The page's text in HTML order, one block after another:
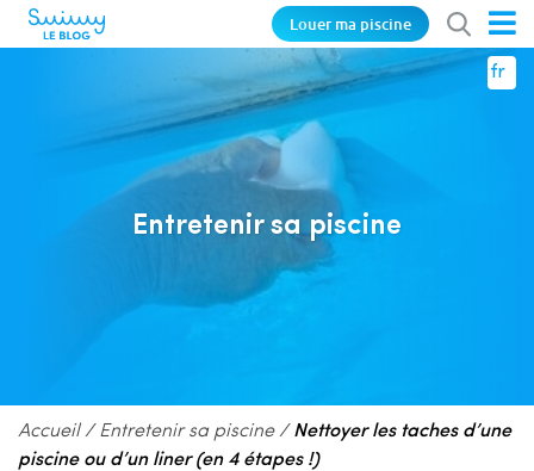
Louer ma piscine
fr
Entretenir sa piscine
Accueil/ Entretenir sa piscine/ Nettoyer les taches d’une
piscine ou d’un liner (en 4 étapes !)